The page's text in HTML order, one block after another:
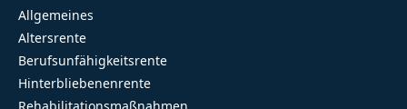
Allgemeines
Altersrente
Berufsunfähigkeitsrente
Hinterbliebenenrente